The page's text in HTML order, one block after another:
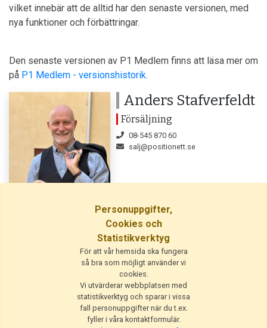
vilket innebär att de alltid har den senaste versionen, med
nya funktioner och förbättringar.
Den senaste versionen av P1 Medlem finns att läsa mer om
på P1 Medlem - versionshistorik.
Anders Stafverfeldt
Försäljning
08-545 870 60
salj@positionett.se
© 2026 PositionEtt AB
Personuppgifter,
Cookies och
Statistikverktyg
För att vår hemsida ska fungera
så bra som möjligt använder vi
cookies.
Vi utvärderar webbplatsen med
statistikverktyg och sparar i vissa
fall personuppgifter när du t.ex.
fyller i våra kontaktformulär.